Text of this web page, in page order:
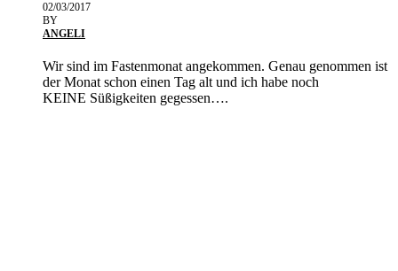
02/03/2017
BY
ANGELI
Wir sind im Fastenmonat angekommen. Genau genommen ist
der Monat schon einen Tag alt und ich habe noch
KEINE Süßigkeiten gegessen….